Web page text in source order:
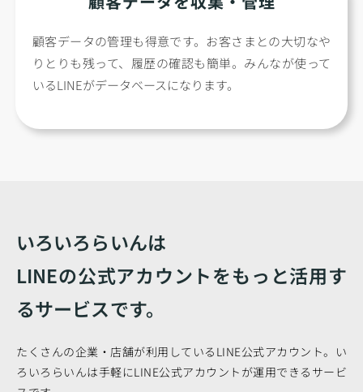
顧客データの管理も得意です。お客さまとの大切なや
りとりも残って、履歴の確認も簡単。みんなが使って
いるLINEがデータベースになります。
いろいろらいんは
LINEの公式アカウントをもっと活用す
るサービスです。
たくさんの企業・店舗が利用しているLINE公式アカウント。い
ろいろらいんは手軽にLINE公式アカウントが運用できるサービ